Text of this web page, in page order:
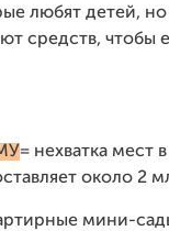
любят детей, но
средств, чтобы
= нехватка мест
около 2
мини-